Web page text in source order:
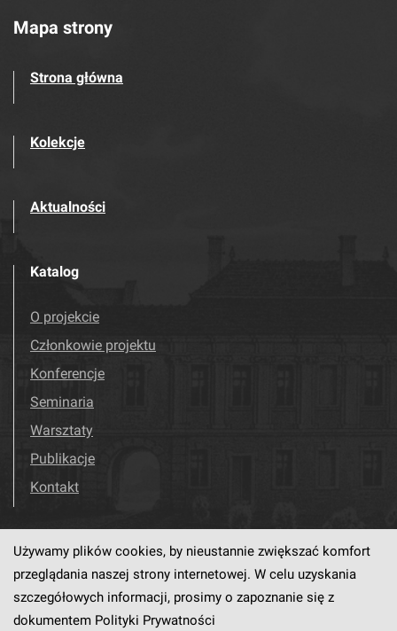
Mapa strony
Strona główna
Kolekcje
Aktualności
Katalog
O projekcie
Członkowie projektu
Konferencje
Seminaria
Warsztaty
Publikacje
Kontakt
Odwiedź nas! Facebook
Używamy plików cookies, by nieustannie zwiększać komfort
przeglądania naszej strony internetowej. W celu uzyskania
szczegółowych informacji, prosimy o zapoznanie się z
dokumentem Polityki Prywatności